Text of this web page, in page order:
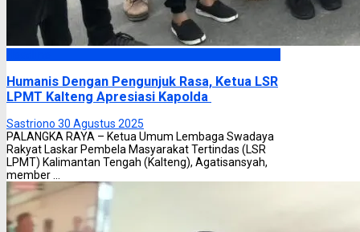
Humanis Dengan Pengunjuk Rasa, Ketua LSR
LPMT Kalteng Apresiasi Kapolda
Sastriono 30 Agustus 2025
PALANGKA RAYA – Ketua Umum Lembaga Swadaya
Rakyat Laskar Pembela Masyarakat Tertindas (LSR
LPMT) Kalimantan Tengah (Kalteng), Agatisansyah,
member ...